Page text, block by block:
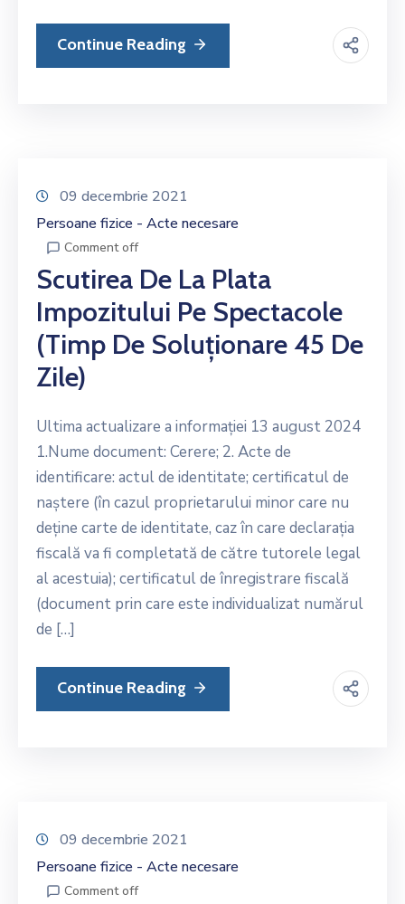
Continue Reading
09 decembrie 2021
Persoane fizice - Acte necesare
Comment off
Scutirea De La Plata
Impozitului Pe Spectacole
(timp De Soluționare 45 De
Zile)
Ultima actualizare a informației 13 august 2024
1.Nume document: Cerere; 2. Acte de
identificare: actul de identitate; certificatul de
naștere (în cazul proprietarului minor care nu
deține carte de identitate, caz în care declarația
fiscală va fi completată de către tutorele legal
al acestuia); certificatul de înregistrare fiscală
(document prin care este individualizat numărul
de […]
Continue Reading
09 decembrie 2021
Persoane fizice - Acte necesare
Comment off